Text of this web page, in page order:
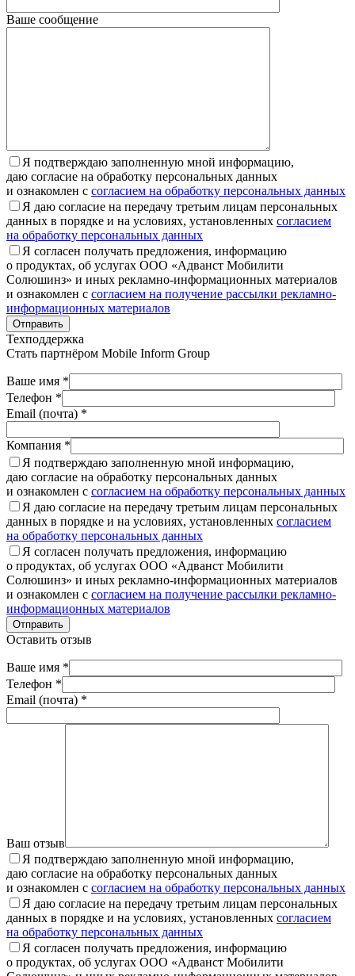
Ваше сообщение
Я подтверждаю заполненную мной информацию,
даю согласие на обработку персональных данных
и ознакомлен с согласием на обработку персональных данных
Я даю согласие на передачу третьим лицам персональных
данных в порядке и на условиях, установленных согласием
на обработку персональных данных
Я согласен получать предложения, информацию
о продуктах, об услугах ООО «Адванст Мобилити
Солюшинз» и иных рекламно-информационных материалов
и ознакомлен с согласием на получение рассылки рекламно-
информационных материалов
Отправить
Техподдержка
Стать партнёром Mobile Inform Group
Ваше имя *
Телефон *
Email (почта) *
Компания *
Я подтверждаю заполненную мной информацию,
даю согласие на обработку персональных данных
и ознакомлен с согласием на обработку персональных данных
Я даю согласие на передачу третьим лицам персональных
данных в порядке и на условиях, установленных согласием
на обработку персональных данных
Я согласен получать предложения, информацию
о продуктах, об услугах ООО «Адванст Мобилити
Солюшинз» и иных рекламно-информационных материалов
и ознакомлен с согласием на получение рассылки рекламно-
информационных материалов
Отправить
Оставить отзыв
Ваше имя *
Телефон *
Email (почта) *
Ваш отзыв
Я подтверждаю заполненную мной информацию,
даю согласие на обработку персональных данных
и ознакомлен с согласием на обработку персональных данных
Я даю согласие на передачу третьим лицам персональных
данных в порядке и на условиях, установленных согласием
на обработку персональных данных
Я согласен получать предложения, информацию
о продуктах, об услугах ООО «Адванст Мобилити